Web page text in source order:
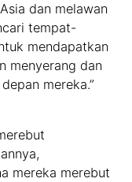
dan melawan
tempat-
mendapatkan
menyerang dan
mereka.”
mereka merebut